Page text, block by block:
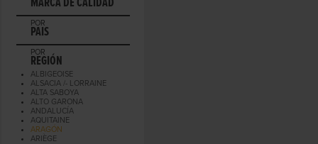
POR
PAIS
POR
REGIÓN
ALBIGEOISE
ALSACIA /- LORRAINE
ALTA SABOYA
ALTO GARONA
ANDALUCÍA
AQUITAINE
ARAGÓN
ARIÈGE